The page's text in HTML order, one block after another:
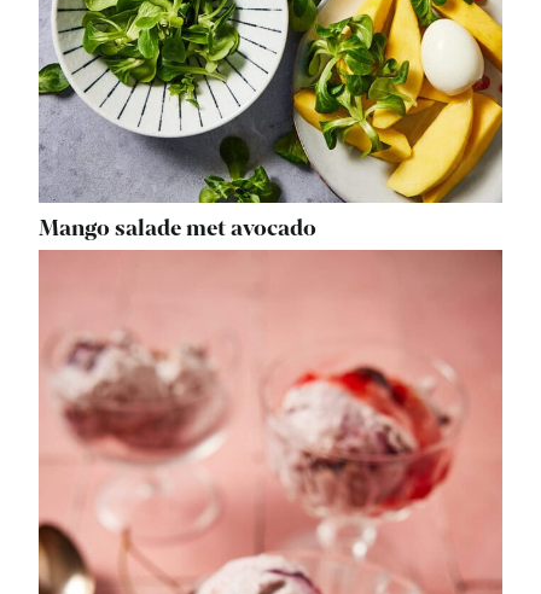
Mango salade met avocado